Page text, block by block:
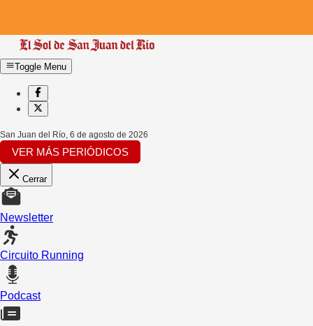
Toggle Menu
San Juan del Río, 6 de agosto de 2026
VER MÁS PERIÓDICOS
Cerrar
Newsletter
Circuito Running
Podcast